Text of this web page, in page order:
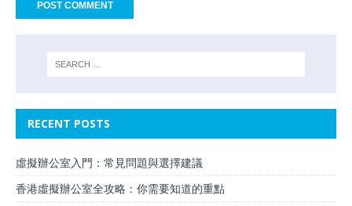
RECENT POSTS
虛擬辦公室入門：常見問題與選擇建議
香港虛擬辦公室全攻略：你需要知道的重點